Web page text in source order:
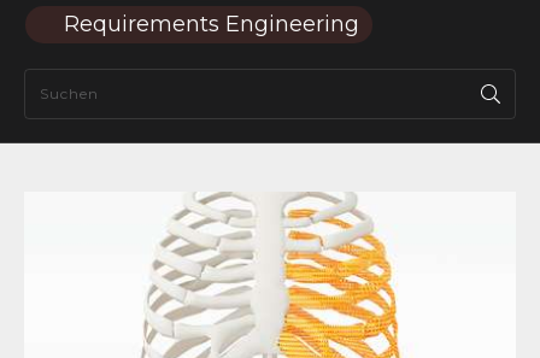
Requirements Engineering